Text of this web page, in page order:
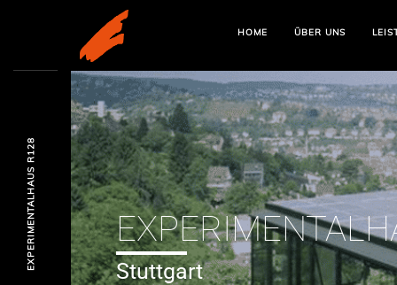
HOME ÜBER UNS
Stuttgart
EXPERIMENTALHAUS R128